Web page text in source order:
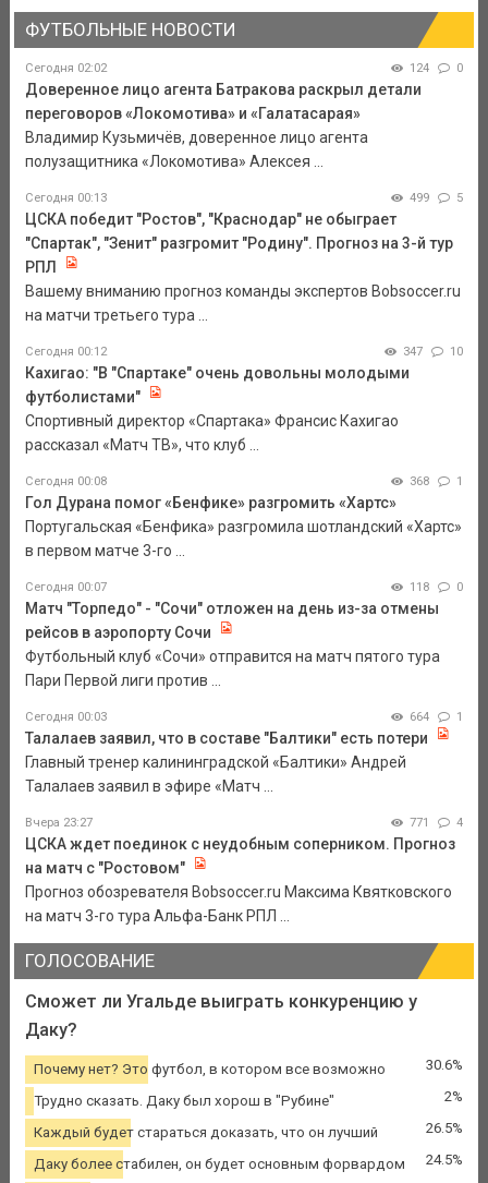
ФУТБОЛЬНЫЕ НОВОСТИ
Сегодня 02:02 124 0
Доверенное лицо агента Батракова раскрыл детали
переговоров «Локомотива» и «Галатасарая»
Владимир Кузьмичёв, доверенное лицо агента
полузащитника «Локомотива» Алексея ...
Сегодня 00:13 499 5
ЦСКА победит "Ростов", "Краснодар" не обыграет
"Спартак", "Зенит" разгромит "Родину". Прогноз на 3-й тур
РПЛ
Вашему вниманию прогноз команды экспертов Bobsoccer.ru
на матчи третьего тура ...
Сегодня 00:12 347 10
Кахигао: "В "Спартаке" очень довольны молодыми
футболистами"
Спортивный директор «Спартака» Франсис Кахигао
рассказал «Матч ТВ», что клуб ...
Сегодня 00:08 368 1
Гол Дурана помог «Бенфике» разгромить «Хартс»
Португальская «Бенфика» разгромила шотландский «Хартс»
в первом матче 3-го ...
Сегодня 00:07 118 0
Матч "Торпедо" - "Сочи" отложен на день из-за отмены
рейсов в аэропорту Сочи
Футбольный клуб «Сочи» отправится на матч пятого тура
Пари Первой лиги против ...
Сегодня 00:03 664 1
Талалаев заявил, что в составе "Балтики" есть потери
Главный тренер калининградской «Балтики» Андрей
Талалаев заявил в эфире «Матч ...
Вчера 23:27 771 4
ЦСКА ждет поединок с неудобным соперником. Прогноз
на матч с "Ростовом"
Прогноз обозревателя Bobsoccer.ru Максима Квятковского
на матч 3-го тура Альфа-Банк РПЛ ...
ГОЛОСОВАНИЕ
Сможет ли Угальде выиграть конкуренцию у
Даку?
Почему нет? Это футбол, в котором все возможно 30.6%
Трудно сказать. Даку был хорош в "Рубине" 2%
Каждый будет стараться доказать, что он лучший 26.5%
Даку более стабилен, он будет основным форвардом 24.5%